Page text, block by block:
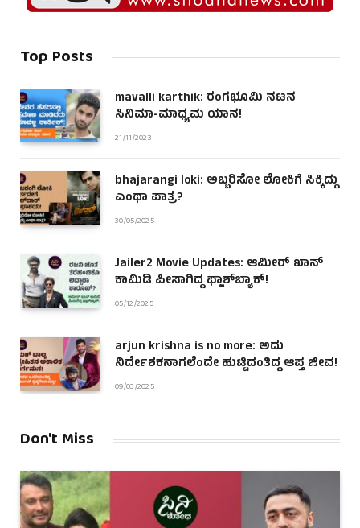
Top Posts
mavalli karthik: ರಂಗಭೂಮಿ ನಟನ
ಸಿನಿಮಾ-ಮಾಧ್ಯಮ ಯಾನ!
21/11/2023
bhajarangi loki: ಅಬ್ಬರಿಸೋ ಲೋಕಿಗೆ ಸಿಕ್ಕಿದ್ದು
ಎಂಥಾ ಪಾತ್ರ?
30/05/2025
Jailer2 Movie Updates: ಆಮೀರ್ ಖಾನ್
ಕಾಮಿಡಿ ಪೀಸಾಗಿದ್ದ ಫ್ಲಾಶ್‌ಬ್ಯಾಕ್!
05/12/2025
arjun krishna is no more: ಅದು
ನಿರ್ದೇಶಕನಾಗಲೆಂದೇ ಹುಟ್ಟಿದಂತಿದ್ದ ಆಪ್ತ ಜೀವ!
09/03/2025
Don't Miss